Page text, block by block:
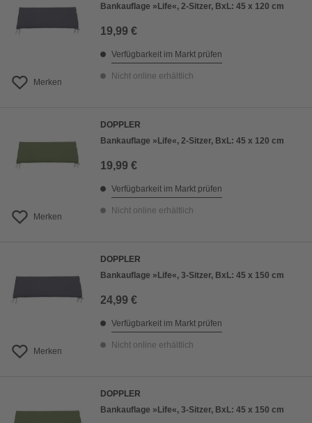
Merken
Bankauflage »Life«, 2-Sitzer, BxL: 45 x 120 cm
19,99 €
Verfügbarkeit im Markt prüfen
Nicht online erhältlich
Merken
DOPPLER
Bankauflage »Life«, 2-Sitzer, BxL: 45 x 120 cm
19,99 €
Verfügbarkeit im Markt prüfen
Nicht online erhältlich
Merken
DOPPLER
Bankauflage »Life«, 3-Sitzer, BxL: 45 x 150 cm
24,99 €
Verfügbarkeit im Markt prüfen
Nicht online erhältlich
DOPPLER
Bankauflage »Life«, 3-Sitzer, BxL: 45 x 150 cm